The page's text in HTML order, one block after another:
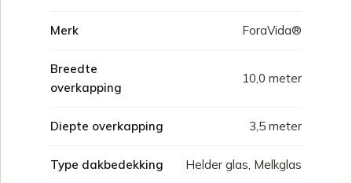
Merk ForaVida®
Breedte
overkapping
10,0 meter
Diepte overkapping 3,5 meter
Type dakbedekking Helder glas, Melkglas